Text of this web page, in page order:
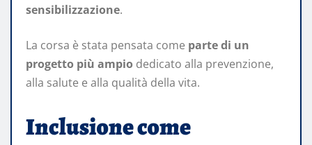
sensibilizzazione.
La corsa è stata pensata come parte di un
progetto più ampio dedicato alla prevenzione,
alla salute e alla qualità della vita.
Inclusione come